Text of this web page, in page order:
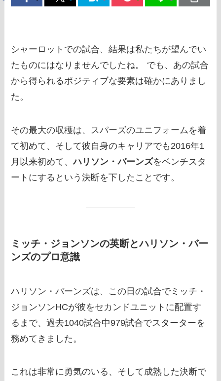
シャーロットでの試合、結果は私たちが望んでい
たものにはなりませんでしたね。 でも、あの試合
から得られるポジティブな要素は確かにありまし
た。
その最大の収穫は、スパーズのユニフォームを着
て初めて、そして彼自身のキャリアでも2016年1
月以来初めて、ハリソン・バーンズをベンチスタ
ートにするという決断を下したことです。
ミッチ・ジョンソンの英断とハリソン・バー
ンズのプロ意識
ハリソン・バーンズは、この日の試合でミッチ・
ジョンソンHCが彼をセカンドユニットに配置す
るまで、過去1040試合中979試合でスターターを
務めてきました。
これは非常に勇気のいる、そして成熟した決断で